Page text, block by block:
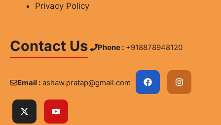
Privacy Policy
Contact Us Phone : +918878948120
Email : ashaw.pratap@gmail.com